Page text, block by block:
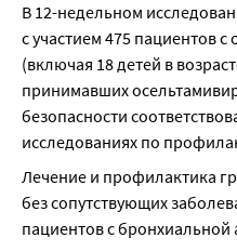
В 12-недельном
с участием 475 пациентов
(включая 18 детей в
принимавших
безопасности
исследованиях по
Лечение и профилактика
без сопутствующих
пациентов с бронхиальной